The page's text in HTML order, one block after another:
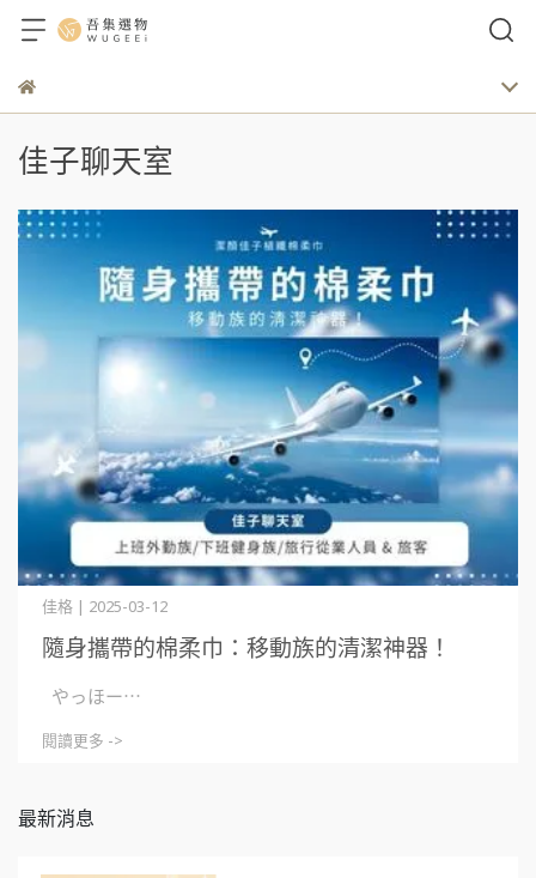
佳子聊天室
隨身攜帶的棉柔巾：移動族的清潔神器！
佳格 | 2025-03-12
やっほー⋯
閱讀更多 ->
最新消息